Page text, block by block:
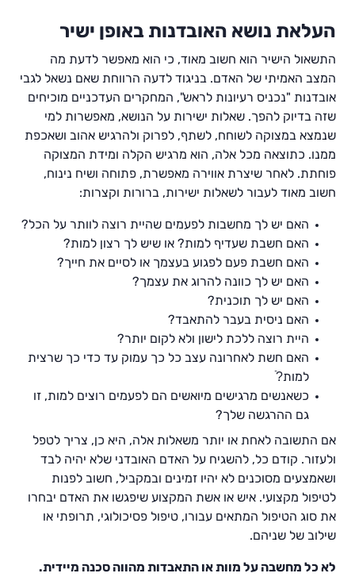
העלאת נושא האובדנות באופן ישיר
התשאול הישיר הוא חשוב מאוד, כי הוא מאפשר לדעת מה
המצב האמיתי של האדם. בניגוד לדעה הרווחת שאם נשאל לגבי
אובדנות "נכניס רעיונות לראש", המחקרים העדכניים מוכיחים
שזה בדיוק להפך. שאלות ישירות על הנושא, מאפשרות למי
שנמצא במצוקה לשוחח, לשתף, לפרוק ולהרגיש אהוב ושאכפת
ממנו. כתוצאה מכל אלה, הוא מרגיש הקלה ומידת המצוקה
פוחתת. לאחר שיצרת אווירה מאפשרת, פתוחה ושיח נינוח,
חשוב מאוד לעבור לשאלות ישירות, ברורות וקצרות:
האם יש לך מחשבות לפעמים שהיית רוצה לוותר על הכל?
האם חשבת שעדיף למות? או שיש לך רצון למות?
האם חשבת פעם לפגוע בעצמך או לסיים את חייך?
האם יש לך כוונה להרוג את עצמך?
האם יש לך תוכנית?
האם ניסית בעבר להתאבד?
היית רוצה ללכת לישון ולא לקום יותר?
האם חשת לאחרונה עצב כל כך עמוק עד כדי כך שרצית
למות?ֿ
כשאנשים מרגישים מיואשים הם לפעמים רוצים למות, זו
גם ההרגשה שלך?
אם התשובה לאחת או יותר משאלות אלה, היא כן, צריך לטפל
ולעזור. קודם כל, להשגיח על האדם האובדני שלא יהיה לבד
ושאמצעים מסוכנים לא יהיו זמינים ובמקביל, חשוב לפנות
לטיפול מקצועי. איש או אשת המקצוע שיפגשו את האדם יבחרו
את סוג הטיפול המתאים עבורו, טיפול פסיכולוגי, תרופתי או
שילוב של שניהם.
לא כל מחשבה על מוות או התאבדות מהווה סכנה מיידית.